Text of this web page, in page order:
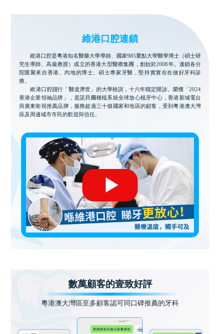
維港口腔連鎖
維港口腔是粵港知名醫藥大學導師、國家985重點大學醫學博士（碩士研
究生導師、高級教授）成立的香港大型醫療集團，創始於2008年。連鎖各分
院匯聚來自香港、內地的博士、碩士專家牙醫，堅持實實在在做好牙科診
療。
維港口腔踐行「醫道濟世」的大學校訓，十六年穩定開診。榮獲「2024
香港企業領袖品牌」，是諾貝爾種植系統全球放心植牙中心，香港新城電台
與廣東衛視推薦品牌，服務超過三十個國家和地區的顧客，受到粵港澳大灣
區及周邊城市市民的歡迎與信任。
數萬顧客的壹致好評
粵港澳大灣區至多顧客認可同口碑推薦的牙科